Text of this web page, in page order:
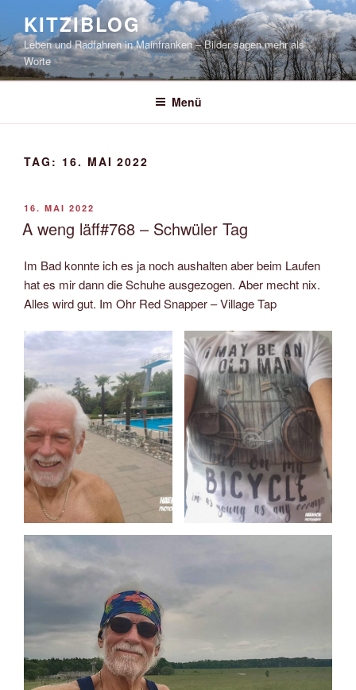
springen
KITZIBLOG
Leben und Radfahren in Mainfranken – Bilder sagen mehr als
Worte
Menü
TAG: 16. MAI 2022
VERÖFFENTLICHT
AM
16. MAI 2022
A weng läff#768 – Schwüler Tag
Im Bad konnte ich es ja noch aushalten aber beim Laufen
hat es mir dann die Schuhe ausgezogen. Aber mecht nix.
Alles wird gut. Im Ohr Red Snapper – Village Tap